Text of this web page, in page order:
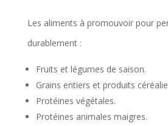
Les aliments à promouvoir pour
durablement :
Fruits et légumes de saison.
Grains entiers et produits
Protéines végétales.
Protéines animales maigres.